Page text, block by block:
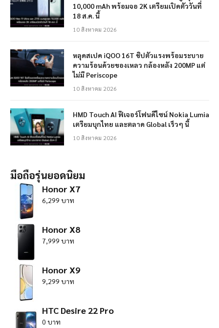
10,000 mAh พร้อมจอ 2K เตรียมเปิดตัววันที่
18 ส.ค. นี้
10 สิงหาคม 2026
หลุดสเปค iQOO 16T ชิปตัวแรงพร้อมระบาย
ความร้อนด้วยของเหลว กล้องหลัง 200MP แต่
ไม่มี Periscope
10 สิงหาคม 2026
HMD Touch AI ฟีเจอร์โฟนดีไซน์ Nokia Lumia
เตรียมบุกไทย และตลาด Global เร็วๆ นี้
10 สิงหาคม 2026
มือถือรุ่นยอดนิยม
Honor X7
6,299 บาท
Honor X8
7,999 บาท
Honor X9
9,299 บาท
HTC Desire 22 Pro
0 บาท